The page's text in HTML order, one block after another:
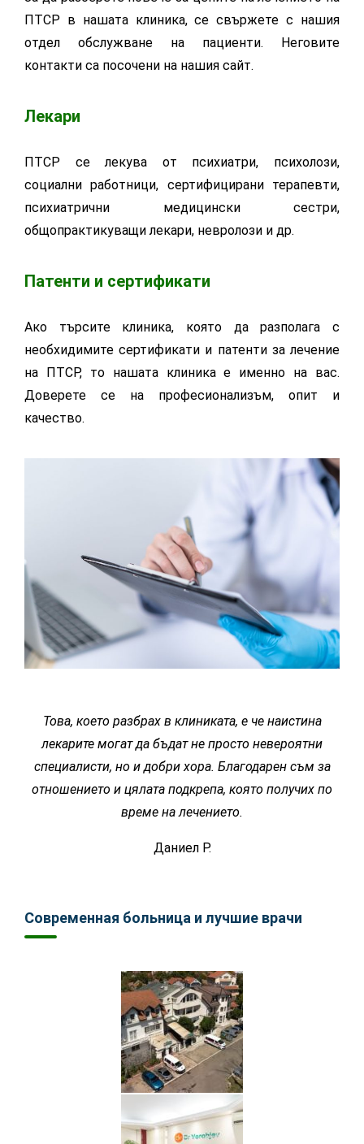
ПТСР в нашата клиника, се свържете с нашия
отдел обслужване на пациенти. Неговите
контакти са посочени на нашия сайт.
Лекари
ПТСР се лекува от психиатри, психолози,
социални работници, сертифицирани терапевти,
психиатрични медицински сестри,
общопрактикуващи лекари, невролози и др.
Патенти и сертификати
Ако търсите клиника, която да разполага с
необхидимите сертификати и патенти за лечение
на ПТСР, то нашата клиника е именно на вас.
Доверете се на професионализъм, опит и
качество.
Това, което разбрах в клиниката, е че наистина
лекарите могат да бъдат не просто невероятни
специалисти, но и добри хора. Благодарен съм за
отношението и цялата подкрепа, която получих по
време на лечението.
Даниел Р.
Современная больница и лучшие врачи